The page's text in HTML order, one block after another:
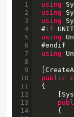
1
2
3
4
5
6
7
8
9
10
11
12
13
14
using
using
using
#if
using
using
public
{
    {